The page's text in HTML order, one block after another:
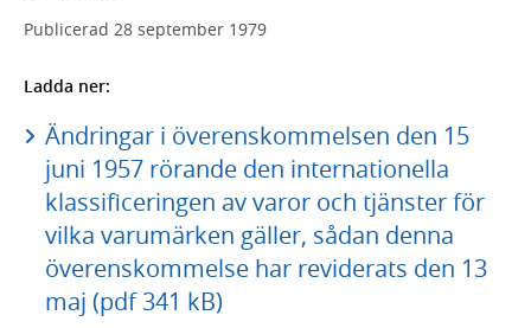
Publicerad 28 september 1979
Ladda ner:
Ändringar i överenskommelsen den 15
juni 1957 rörande den internationella
klassificeringen av varor och tjänster för
vilka varumärken gäller, sådan denna
överenskommelse har reviderats den 13
maj (pdf 341 kB)